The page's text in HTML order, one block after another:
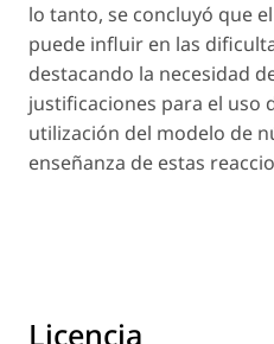
lo tanto, se concluyó que
puede influir en las
destacando la necesidad
justificaciones para el uso
utilización del modelo de
enseñanza de estas
Licencia